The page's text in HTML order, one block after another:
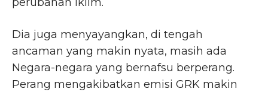
Dia juga menyayangkan, di tengah
ancaman yang makin nyata, masih ada
Negara-negara yang bernafsu berperang.
Perang mengakibatkan emisi GRK makin